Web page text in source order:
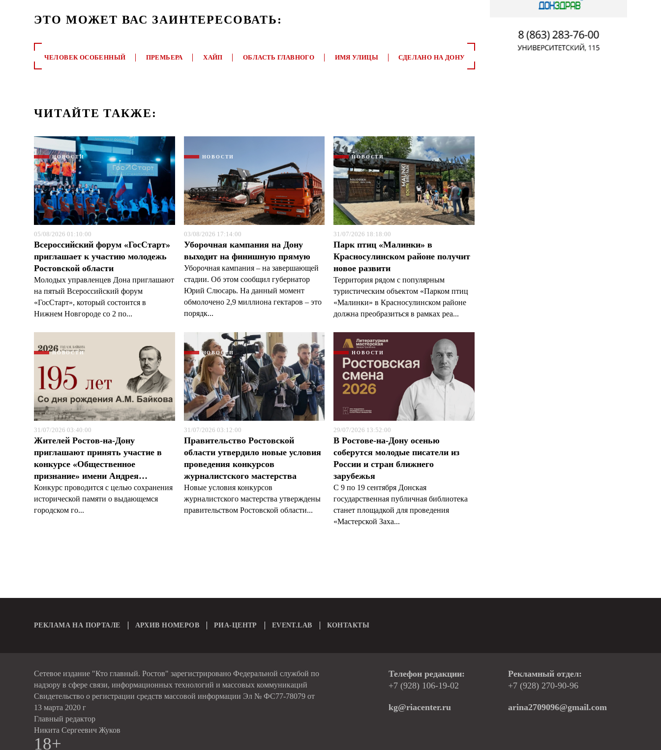
ЭТО МОЖЕТ ВАС ЗАИНТЕРЕСОВАТЬ:
ЧЕЛОВЕК ОСОБЕННЫЙ ПРЕМЬЕРА ХАЙП ОБЛАСТЬ ГЛАВНОГО ИМЯ УЛИЦЫ СДЕЛАНО НА ДОНУ
ЧИТАЙТЕ ТАКЖЕ:
НОВОСТИ
05/08/2026 01:10:00
Всероссийский форум «ГосСтарт»
приглашает к участию молодежь
Ростовской области
Молодых управленцев Дона приглашают
на пятый Всероссийский форум
«ГосСтарт», который состоится в
Нижнем Новгороде со 2 по...
НОВОСТИ
03/08/2026 17:14:00
Уборочная кампания на Дону
выходит на финишную прямую
Уборочная кампания – на завершающей
стадии. Об этом сообщил губернатор
Юрий Слюсарь. На данный момент
обмолочено 2,9 миллиона гектаров – это
порядк...
НОВОСТИ
31/07/2026 18:18:00
Парк птиц «Малинки» в
Красносулинском районе получит
новое развити
Территория рядом с популярным
туристическим объектом «Парком птиц
«Малинки» в Красносулинском районе
должна преобразиться в рамках реа...
НОВОСТИ
31/07/2026 03:40:00
Жителей Ростов-на-Дону
приглашают принять участие в
конкурсе «Общественное
признание» имени Андрея…
Конкурс проводится с целью сохранения
исторической памяти о выдающемся
городском го...
НОВОСТИ
31/07/2026 03:12:00
Правительство Ростовской
области утвердило новые условия
проведения конкурсов
журналистского мастерства
Новые условия конкурсов
журналистского мастерства утверждены
правительством Ростовской области...
НОВОСТИ
29/07/2026 13:52:00
В Ростове-на-Дону осенью
соберутся молодые писатели из
России и стран ближнего
зарубежья
С 9 по 19 сентября Донская
государственная публичная библиотека
станет площадкой для проведения
«Мастерской Заха...
Я согласен сполитикой конфиденциальности и защиты информации*
РЕКЛАМА НА ПОРТАЛЕ АРХИВ НОМЕРОВ РИА-ЦЕНТР EVENT.LAB КОНТАКТЫ
Сетевое издание "Кто главный. Ростов" зарегистрировано Федеральной службой по
надзору в сфере связи, информационных технологий и массовых коммуникаций
Свидетельство о регистрации средств массовой информации Эл № ФС77-78079 от
13 марта 2020 г
Главный редактор
Никита Сергеевич Жуков
18+
Телефон редакции:
+7 (928) 106-19-02
kg@riacenter.ru
Рекламный отдел:
+7 (928) 270-90-96
arina2709096@gmail.com
Я согласен сполитикой конфиденциальности и защиты информации*